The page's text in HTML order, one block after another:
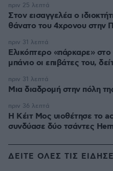
Στον εισαγγελέα ο
θάνατο του 4χρονου στην
πριν 25 λεπτά
Ελικόπτερο «πάρκαρε»
μπάνιο οι επιβάτες του,
πριν 31 λεπτά
Μια διαδρομή στην πόλη
πριν 31 λεπτά
Η Κέιτ Μος υιοθέτησε τo
συνδύασε δύο τσάντες
πριν 36 λεπτά
ΔΕΙΤΕ ΟΛΕΣ ΤΙΣ